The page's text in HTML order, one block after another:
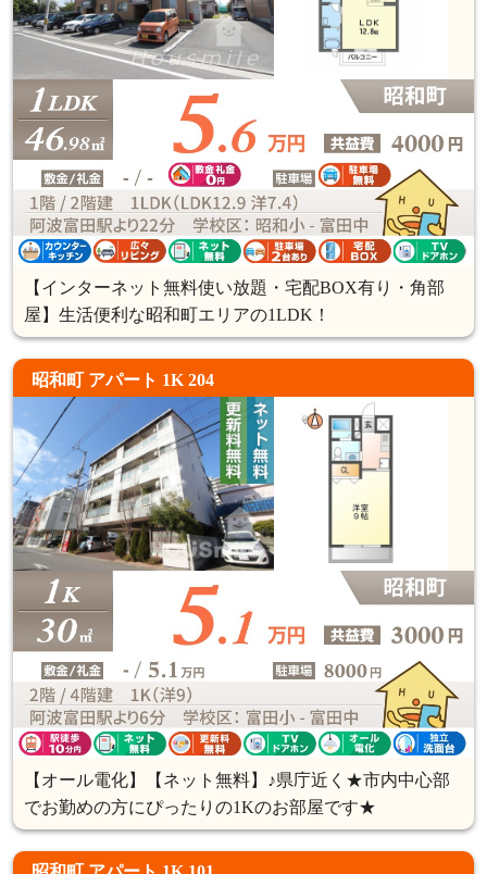
【インターネット無料使い放題・宅配BOX有り・角部
屋】生活便利な昭和町エリアの1LDK！
昭和町 アパート 1K 204
【オール電化】【ネット無料】♪県庁近く★市内中心部
でお勤めの方にぴったりの1Kのお部屋です★